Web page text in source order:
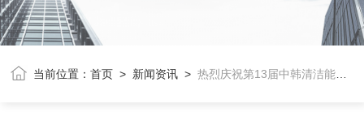
当前位置：首页 > 新闻资讯 >热烈庆祝第13届中韩清洁能源研讨会在太原理工大学顺利召开